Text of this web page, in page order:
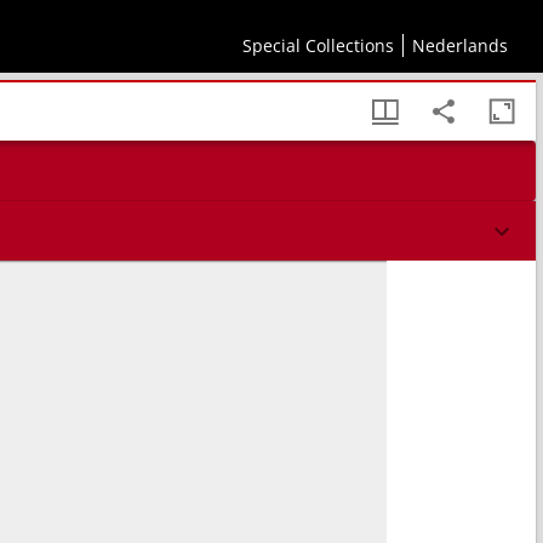
Special Collections Nederlands